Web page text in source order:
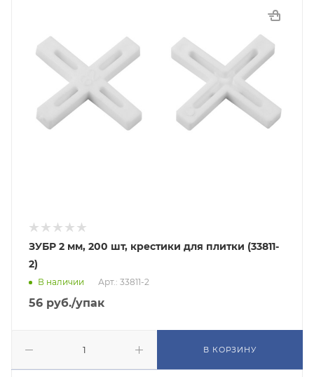
ЗУБР 2 мм, 200 шт, крестики для плитки (33811-
2)
В наличии Арт.: 33811-2
56 руб./упак
В КОРЗИНУ